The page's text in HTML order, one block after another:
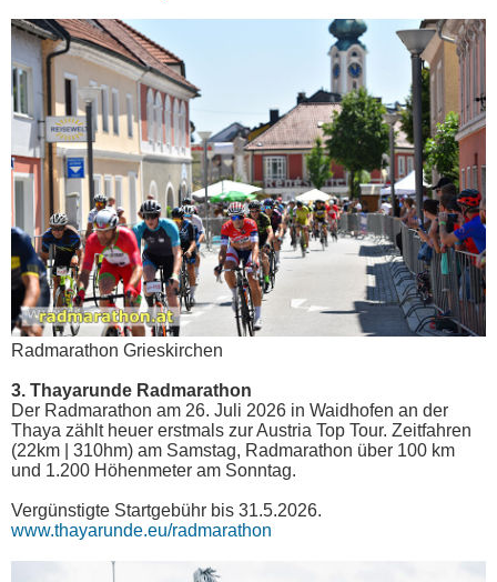
Radmarathon Grieskirchen
3. Thayarunde Radmarathon
Der Radmarathon am 26. Juli 2026 in Waidhofen an der
Thaya zählt heuer erstmals zur Austria Top Tour. Zeitfahren
(22km | 310hm) am Samstag, Radmarathon über 100 km
und 1.200 Höhenmeter am Sonntag.
Vergünstigte Startgebühr bis 31.5.2026.
www.thayarunde.eu/radmarathon